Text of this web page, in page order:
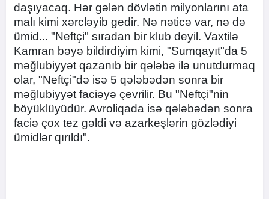
daşıyacaq. Hər gələn dövlətin milyonlarını ata
malı kimi xərcləyib gedir. Nə nəticə var, nə də
ümid... "Neftçi" sıradan bir klub deyil. Vaxtilə
Kamran bəyə bildirdiyim kimi, "Sumqayıt"da 5
məğlubiyyət qazanıb bir qələbə ilə unutdurmaq
olar, "Neftçi"də isə 5 qələbədən sonra bir
məğlubiyyət faciəyə çevrilir. Bu "Neftçi"nin
böyüklüyüdür. Avroliqada isə qələbədən sonra
faciə çox tez gəldi və azarkeşlərin gözlədiyi
ümidlər qırıldı".